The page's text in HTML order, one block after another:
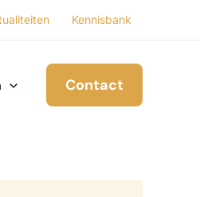
Kennisbank
Contact